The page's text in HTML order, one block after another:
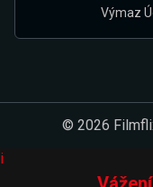
Výmaz
© 2026
i